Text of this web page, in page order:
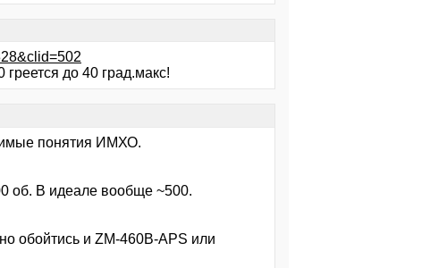
до 40 град.макс!
понятия ИМХО.
об. В идеале вообще ~500.
обойтись и ZM-460B-APS или